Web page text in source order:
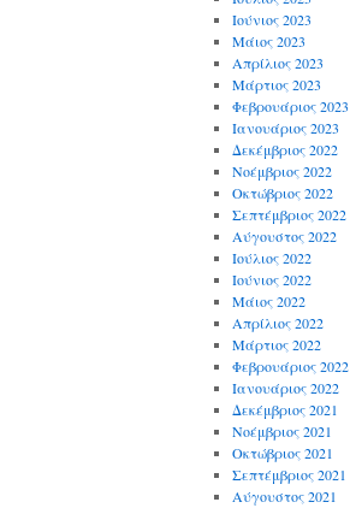
Ιούνιος 2023
Μάιος 2023
Απρίλιος 2023
Μάρτιος 2023
Φεβρουάριος 2023
Ιανουάριος 2023
Δεκέμβριος 2022
Νοέμβριος 2022
Οκτώβριος 2022
Σεπτέμβριος 2022
Αύγουστος 2022
Ιούλιος 2022
Ιούνιος 2022
Μάιος 2022
Απρίλιος 2022
Μάρτιος 2022
Φεβρουάριος 2022
Ιανουάριος 2022
Δεκέμβριος 2021
Νοέμβριος 2021
Οκτώβριος 2021
Σεπτέμβριος 2021
Αύγουστος 2021